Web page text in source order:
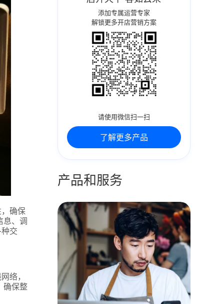
确保
息、调
交
络，
确保整
添加专属运营专家
解锁更多开店营销方案
请使用微信扫一扫
了解更多产品
产品和服务